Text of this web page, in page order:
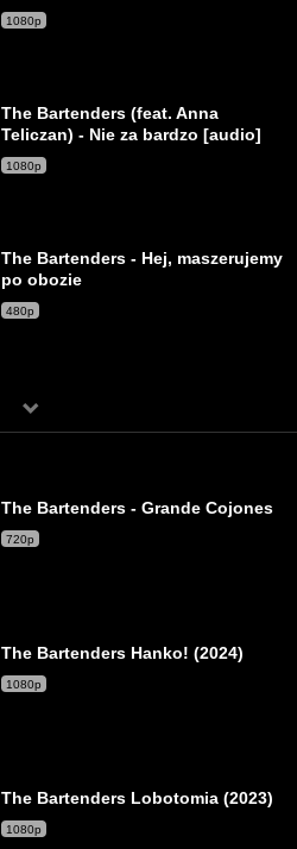
1080p
The Bartenders (feat. Anna
Teliczan) - Nie za bardzo [audio]
1080p
The Bartenders - Hej, maszerujemy
po obozie
480p
The Bartenders - Grande Cojones
720p
The Bartenders Hanko! (2024)
1080p
The Bartenders Lobotomia (2023)
1080p